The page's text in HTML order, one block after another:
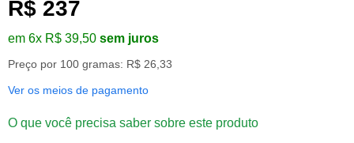
R$ 237
em 6x R$ 39,50 sem juros
Preço por 100 gramas: R$ 26,33
Ver os meios de pagamento
O que você precisa saber sobre este produto